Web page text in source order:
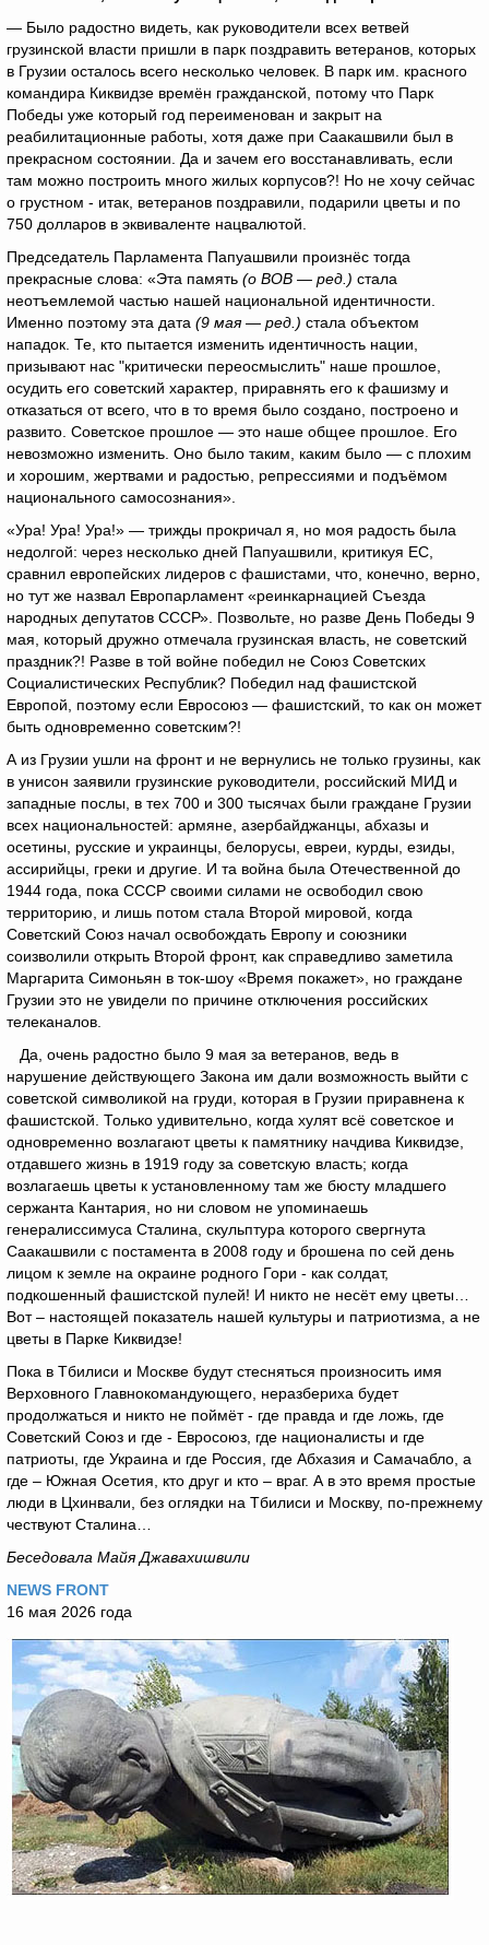
— Было радостно видеть, как руководители всех ветвей
грузинской власти пришли в парк поздравить ветеранов, которых
в Грузии осталось всего несколько человек. В парк им. красного
командира Киквидзе времён гражданской, потому что Парк
Победы уже который год переименован и закрыт на
реабилитационные работы, хотя даже при Саакашвили был в
прекрасном состоянии. Да и зачем его восстанавливать, если
там можно построить много жилых корпусов?! Но не хочу сейчас
о грустном - итак, ветеранов поздравили, подарили цветы и по
750 долларов в эквиваленте нацвалютой.
Председатель Парламента Папуашвили произнёс тогда
прекрасные слова: «Эта память (о ВОВ — ред.) стала
неотъемлемой частью нашей национальной идентичности.
Именно поэтому эта дата (9 мая — ред.) стала объектом
нападок. Те, кто пытается изменить идентичность нации,
призывают нас "критически переосмыслить" наше прошлое,
осудить его советский характер, приравнять его к фашизму и
отказаться от всего, что в то время было создано, построено и
развито. Советское прошлое — это наше общее прошлое. Его
невозможно изменить. Оно было таким, каким было — с плохим
и хорошим, жертвами и радостью, репрессиями и подъёмом
национального самосознания».
«Ура! Ура! Ура!» — трижды прокричал я, но моя радость была
недолгой: через несколько дней Папуашвили, критикуя ЕС,
сравнил европейских лидеров с фашистами, что, конечно, верно,
но тут же назвал Европарламент «реинкарнацией Съезда
народных депутатов СССР». Позвольте, но разве День Победы 9
мая, который дружно отмечала грузинская власть, не советский
праздник?! Разве в той войне победил не Союз Советских
Социалистических Республик? Победил над фашистской
Европой, поэтому если Евросоюз — фашистский, то как он может
быть одновременно советским?!
А из Грузии ушли на фронт и не вернулись не только грузины, как
в унисон заявили грузинские руководители, российский МИД и
западные послы, в тех 700 и 300 тысячах были граждане Грузии
всех национальностей: армяне, азербайджанцы, абхазы и
осетины, русские и украинцы, белорусы, евреи, курды, езиды,
ассирийцы, греки и другие. И та война была Отечественной до
1944 года, пока СССР своими силами не освободил свою
территорию, и лишь потом стала Второй мировой, когда
Советский Союз начал освобождать Европу и союзники
соизволили открыть Второй фронт, как справедливо заметила
Маргарита Симоньян в ток-шоу «Время покажет», но граждане
Грузии это не увидели по причине отключения российских
телеканалов.
Да, очень радостно было 9 мая за ветеранов, ведь в
нарушение действующего Закона им дали возможность выйти с
советской символикой на груди, которая в Грузии приравнена к
фашистской. Только удивительно, когда хулят всё советское и
одновременно возлагают цветы к памятнику начдива Киквидзе,
отдавшего жизнь в 1919 году за советскую власть; когда
возлагаешь цветы к установленному там же бюсту младшего
сержанта Кантария, но ни словом не упоминаешь
генералиссимуса Сталина, скульптура которого свергнута
Саакашвили с постамента в 2008 году и брошена по сей день
лицом к земле на окраине родного Гори - как солдат,
подкошенный фашистской пулей! И никто не несёт ему цветы…
Вот – настоящей показатель нашей культуры и патриотизма, а не
цветы в Парке Киквидзе!
Пока в Тбилиси и Москве будут стесняться произносить имя
Верховного Главнокомандующего, неразбериха будет
продолжаться и никто не поймёт - где правда и где ложь, где
Советский Союз и где - Евросоюз, где националисты и где
патриоты, где Украина и где Россия, где Абхазия и Самачабло, а
где – Южная Осетия, кто друг и кто – враг. А в это время простые
люди в Цхинвали, без оглядки на Тбилиси и Москву, по-прежнему
чествуют Сталина…
Беседовала Майя Джавахишвили
NEWS FRONT
16 мая 2026 года